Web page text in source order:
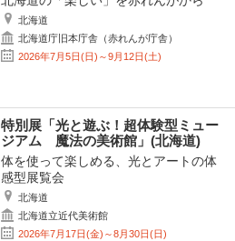
北海道
北海道庁旧本庁舎（赤れんが庁舎）
2026年7月5日(日)～9月12日(土)
特別展「光と遊ぶ！超体験型ミュー
ジアム 魔法の美術館」(北海道)
体を使って楽しめる、光とアートの体
感型展覧会
北海道
北海道立近代美術館
2026年7月17日(金)～8月30日(日)